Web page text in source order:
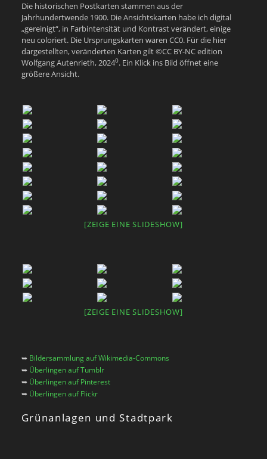
Die historischen Postkarten stammen aus der
Jahrhundertwende 1900. Die Ansichtskarten habe ich digital
„gereinigt“, in Farbintensität und Kontrast verändert, einige
neu coloriert. Die Ursprungskarten waren CC0. Für die hier
dargestellten, veränderten Karten gilt ©CC BY-NC edition
Wolfgang Autenrieth, 20240. Ein Klick ins Bild öffnet eine
größere Ansicht.
[ZEIGE EINE SLIDESHOW]
[ZEIGE EINE SLIDESHOW]
➥ Bildersammlung auf Wikimedia-Commons
➥ Überlingen auf Tumblr
➥ Überlingen auf Pinterest
➥ Überlingen auf Flickr
Grünanlagen und Stadtpark